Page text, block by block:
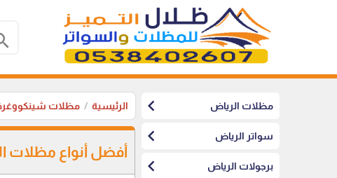
مظلات الرياض chevron_left
سواتر الرياض chevron_left
برجولات الرياض chevron_left
الرئيسية مظلات
أفضل أنواع مظلات